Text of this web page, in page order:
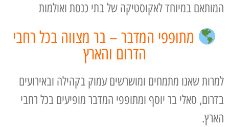
המותאם במיוחד לאקוסטיקה של בתי כנסת ואולמות
מתופפי המדבר – בר מצווה בכל רחבי
הדרום והארץ
למרות שאנו מתמחים ומושרשים עמוק בקהילה ובאירועים
בדרום, סאלי בר יוסף ומתופפי המדבר מופיעים בכל רחבי
הארץ.